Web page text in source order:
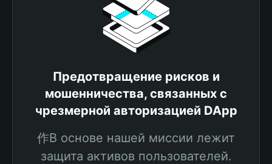
Предотвращение рисков и
мошенничества, связанных с
чрезмерной авторизацией DApp
作В основе нашей миссии лежит
защита активов пользователей.